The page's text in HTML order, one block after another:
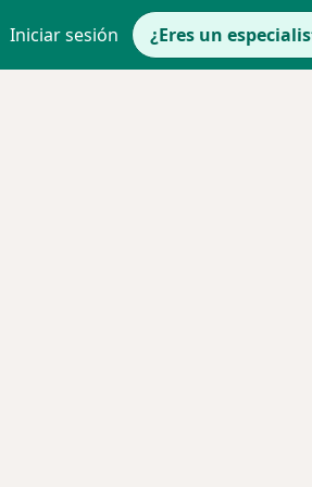
Iniciar sesión ¿Eres un